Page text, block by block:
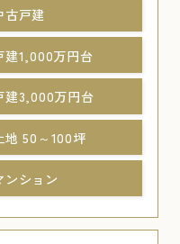
古戸建
建1,000万円台
建3,000万円台
地 50～100坪
ンション